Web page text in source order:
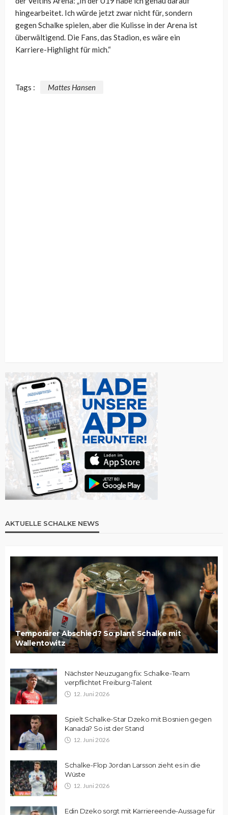
hingearbeitet. Ich würde jetzt zwar nicht für, sondern
gegen Schalke spielen, aber die Kulisse in der Arena ist
überwältigend. Die Fans, das Stadion, es wäre ein
Karriere-Highlight für mich.“
Tags : Mattes Hansen
AKTUELLE SCHALKE NEWS
Temporärer Abschied? So plant Schalke mit
Wallentowitz
Nächster Neuzugang fix: Schalke-Team
verpflichtet Freiburg-Talent
12. Juni 2026
Spielt Schalke-Star Dzeko mit Bosnien gegen
Kanada? So ist der Stand
12. Juni 2026
Schalke-Flop Jordan Larsson zieht es in die
Wüste
12. Juni 2026
Edin Dzeko sorgt mit Karriereende-Aussage für